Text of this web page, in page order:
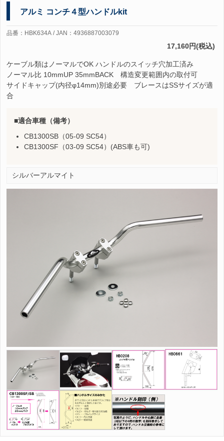
アルミ コンチ４型ハンドルkit
品番：HBK634A / JAN：4936887003079
17,160円(税込)
ケーブル類はノーマルでOK ハンドルのスイッチ穴加工済み
ノーマル比 10mmUP 35mmBACK 構造変更範囲内の取付可
サイドキャップ(内径φ14mm)別途必要 ブレースはSSサイズが適
合
適合車種（備考）
CB1300SB（05-09 SC54）
CB1300SF（03-09 SC54）(ABS車も可)
シルバーアルマイト